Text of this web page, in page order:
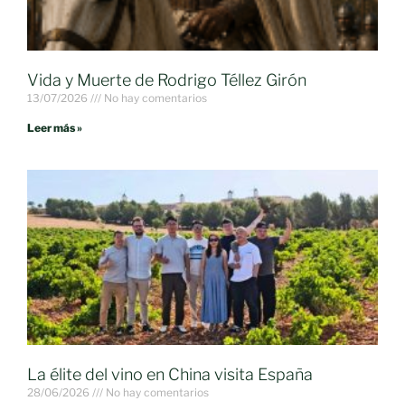
Vida y Muerte de Rodrigo Téllez Girón
13/07/2026 No hay comentarios
Leer más »
La élite del vino en China visita España
28/06/2026 No hay comentarios